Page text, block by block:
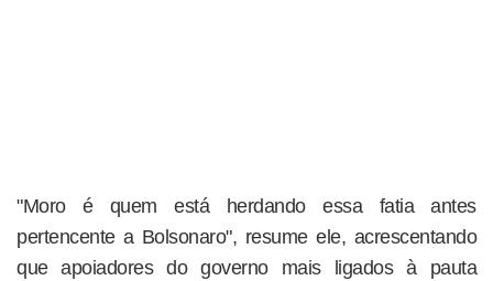
"Moro é quem está herdando essa fatia antes
pertencente a Bolsonaro", resume ele, acrescentando
que apoiadores do governo mais ligados à pauta